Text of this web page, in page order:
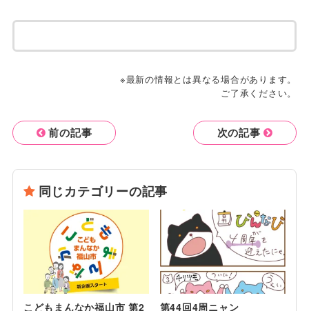
※最新の情報とは異なる場合があります。
ご了承ください。
前の記事 次の記事
同じカテゴリーの記事
こどもまんなか福山市 第2
第44回4周ニャン